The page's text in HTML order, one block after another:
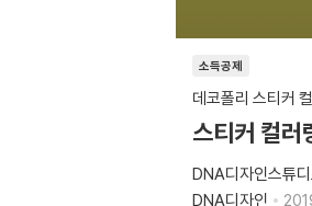
소득공제
데코폴리 스티커
스티커 컬러
DNA디자인스튜
DNA디자인